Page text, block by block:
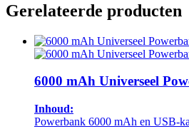
Gerelateerde producten
6000 mAh Universeel
Inhoud:
Powerbank 6000 mAh en USB-